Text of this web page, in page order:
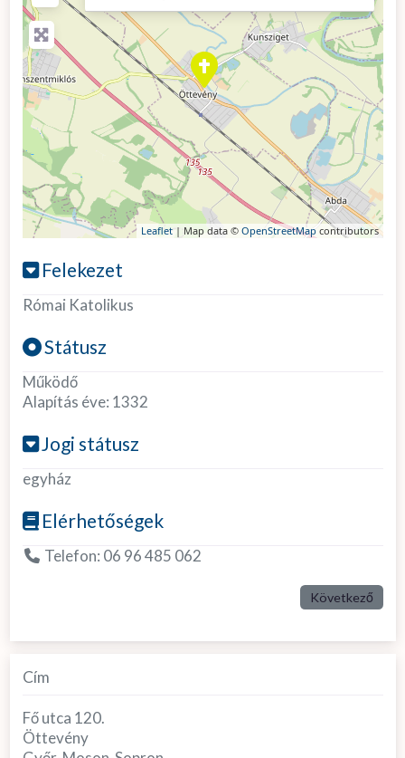
Leaflet| Map data © OpenStreetMapcontributors
Felekezet
Római Katolikus
Státusz
Működő
Alapítás éve: 1332
Jogi státusz
egyház
Elérhetőségek
Telefon: 06 96 485 062
Következő
Cím
Fő utca 120.
Öttevény